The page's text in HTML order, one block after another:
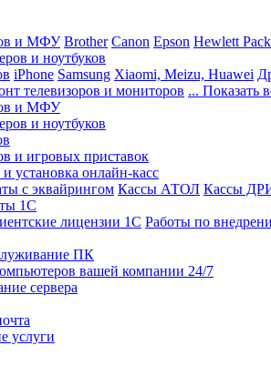
и МФУ Brother Canon Epson Hewlett
и ноутбуков
iPhone Samsung Xiaomi, Meizu, Huawei
телевизоров и мониторов ... Показать
и МФУ
и ноутбуков
и игровых приставок
установка онлайн-касс
с эквайрингом Кассы АТОЛ Кассы
1С
лицензии 1С Работы по
ПК
вашей компании 24/7
сервера
услуги